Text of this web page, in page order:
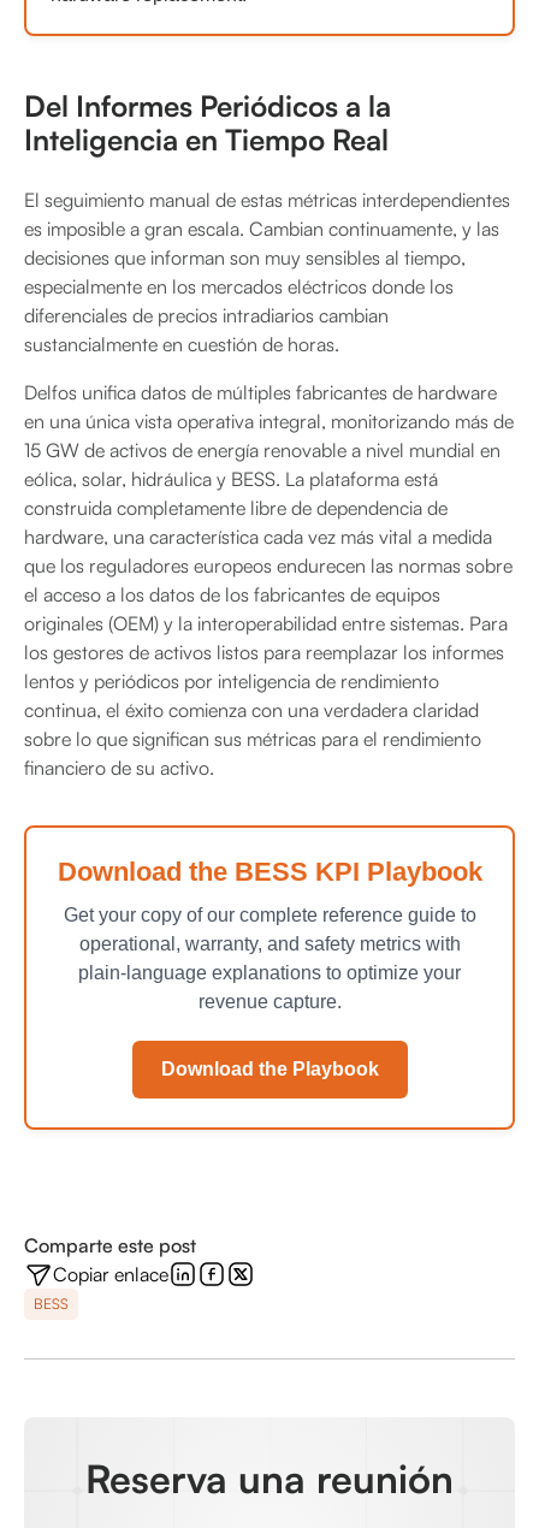
Del Informes Periódicos a la
Inteligencia en Tiempo Real
El seguimiento manual de estas métricas interdependientes
es imposible a gran escala. Cambian continuamente, y las
decisiones que informan son muy sensibles al tiempo,
especialmente en los mercados eléctricos donde los
diferenciales de precios intradiarios cambian
sustancialmente en cuestión de horas.
Delfos unifica datos de múltiples fabricantes de hardware
en una única vista operativa integral, monitorizando más de
15 GW de activos de energía renovable a nivel mundial en
eólica, solar, hidráulica y BESS. La plataforma está
construida completamente libre de dependencia de
hardware, una característica cada vez más vital a medida
que los reguladores europeos endurecen las normas sobre
el acceso a los datos de los fabricantes de equipos
originales (OEM) y la interoperabilidad entre sistemas. Para
los gestores de activos listos para reemplazar los informes
lentos y periódicos por inteligencia de rendimiento
continua, el éxito comienza con una verdadera claridad
sobre lo que significan sus métricas para el rendimiento
financiero de su activo.
Download the BESS KPI Playbook
Get your copy of our complete reference guide to
operational, warranty, and safety metrics with
plain-language explanations to optimize your
revenue capture.
Download the Playbook
Comparte este post
Copiar enlace
BESS
Reserva una reunión